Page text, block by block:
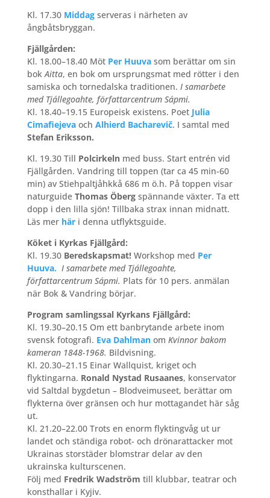
Kl. 17.30Middagserveras i närheten av
ångbåtsbryggan.
Fjällgården:
Kl. 18.00–18.40 Möt Per Huuva som berättar om sin
bokAitta, en bok om ursprungsmat med rötter i den
samiska och tornedalska traditionen. I samarbete
med Tjállegoahte, författarcentrum Sápmi.
Kl. 18.40–19.15 Europeisk existens. Poet Julia
Cimafiejevaoch Alhierd Bacharevič. I samtal med
Stefan Eriksson.
Kl. 19.30 Till Polcirkelnmed buss. Start entrén vid
Fjällgården. Vandring till toppen (tar ca 45 min-60
min) av Stiehpaltjåhkkå 686 m ö.h. På toppen visar
naturguide Thomas Öbergspännande växter. Ta ett
dopp i den lilla sjön! Tillbaka strax innan midnatt.
Läs mer häri denna utflyktsguide.
Köket i Kyrkas Fjällgård:
Kl. 19.30 Beredskapsmat!Workshop med Per
Huuva. I samarbete med Tjállegoahte,
författarcentrum Sápmi. Plats för 10 pers. anmälan
när Bok & Vandring börjar.
Program samlingssal Kyrkans Fjällgård:
Kl. 19.30–20.15 Om ett banbrytande arbete inom
svensk fotografi. Eva Dahlmanom Kvinnor bakom
kameran 1848-1968. Bildvisning.
Kl. 20.30–21.15 Einar Wallquist, kriget och
flyktingarna. Ronald Nystad Rusaanes, konservator
vid Saltdal bygdetun – Blodveimuseet, berättar om
flykterna över gränsen och hur mottagandet här såg
ut.
Kl. 21.20–22.00 Trots en enorm flyktingvåg ut ur
landet och ständiga robot- och drönarattacker mot
Ukrainas storstäder blomstrar delar av den
ukrainska kulturscenen.
Följ med Fredrik Wadström till klubbar, teatrar och
konsthallar i Kyjiv.